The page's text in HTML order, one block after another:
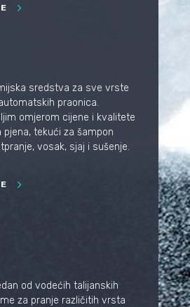
sredstva za sve vrste
praonica.
omjerom cijene i kvalitete
pjena, tekući za šampon
vosak, sjaj i sušenje.
od vodećih talijanskih
za pranje različitih vrsta